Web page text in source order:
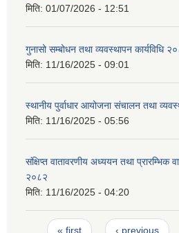
मिति: 01/07/2026 - 12:51
गुनासो सम्बोधन तथा व्यवस्थापन कार्यविधि
मिति: 11/16/2025 - 09:01
स्थानीय पुर्वाधार आयोजना संचालन तथा
मिति: 11/16/2025 - 05:56
संक्षिप्त वातावरणीय अध्ययन तथा प्रारम्भिक
२०८२
मिति: 11/16/2025 - 04:20
« first ‹ previous